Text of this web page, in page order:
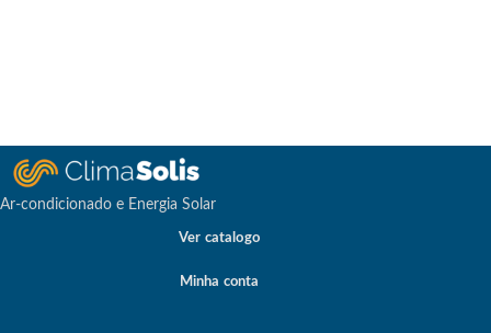
Ar-condicionado e Energia Solar
Ver catalogo
Minha conta